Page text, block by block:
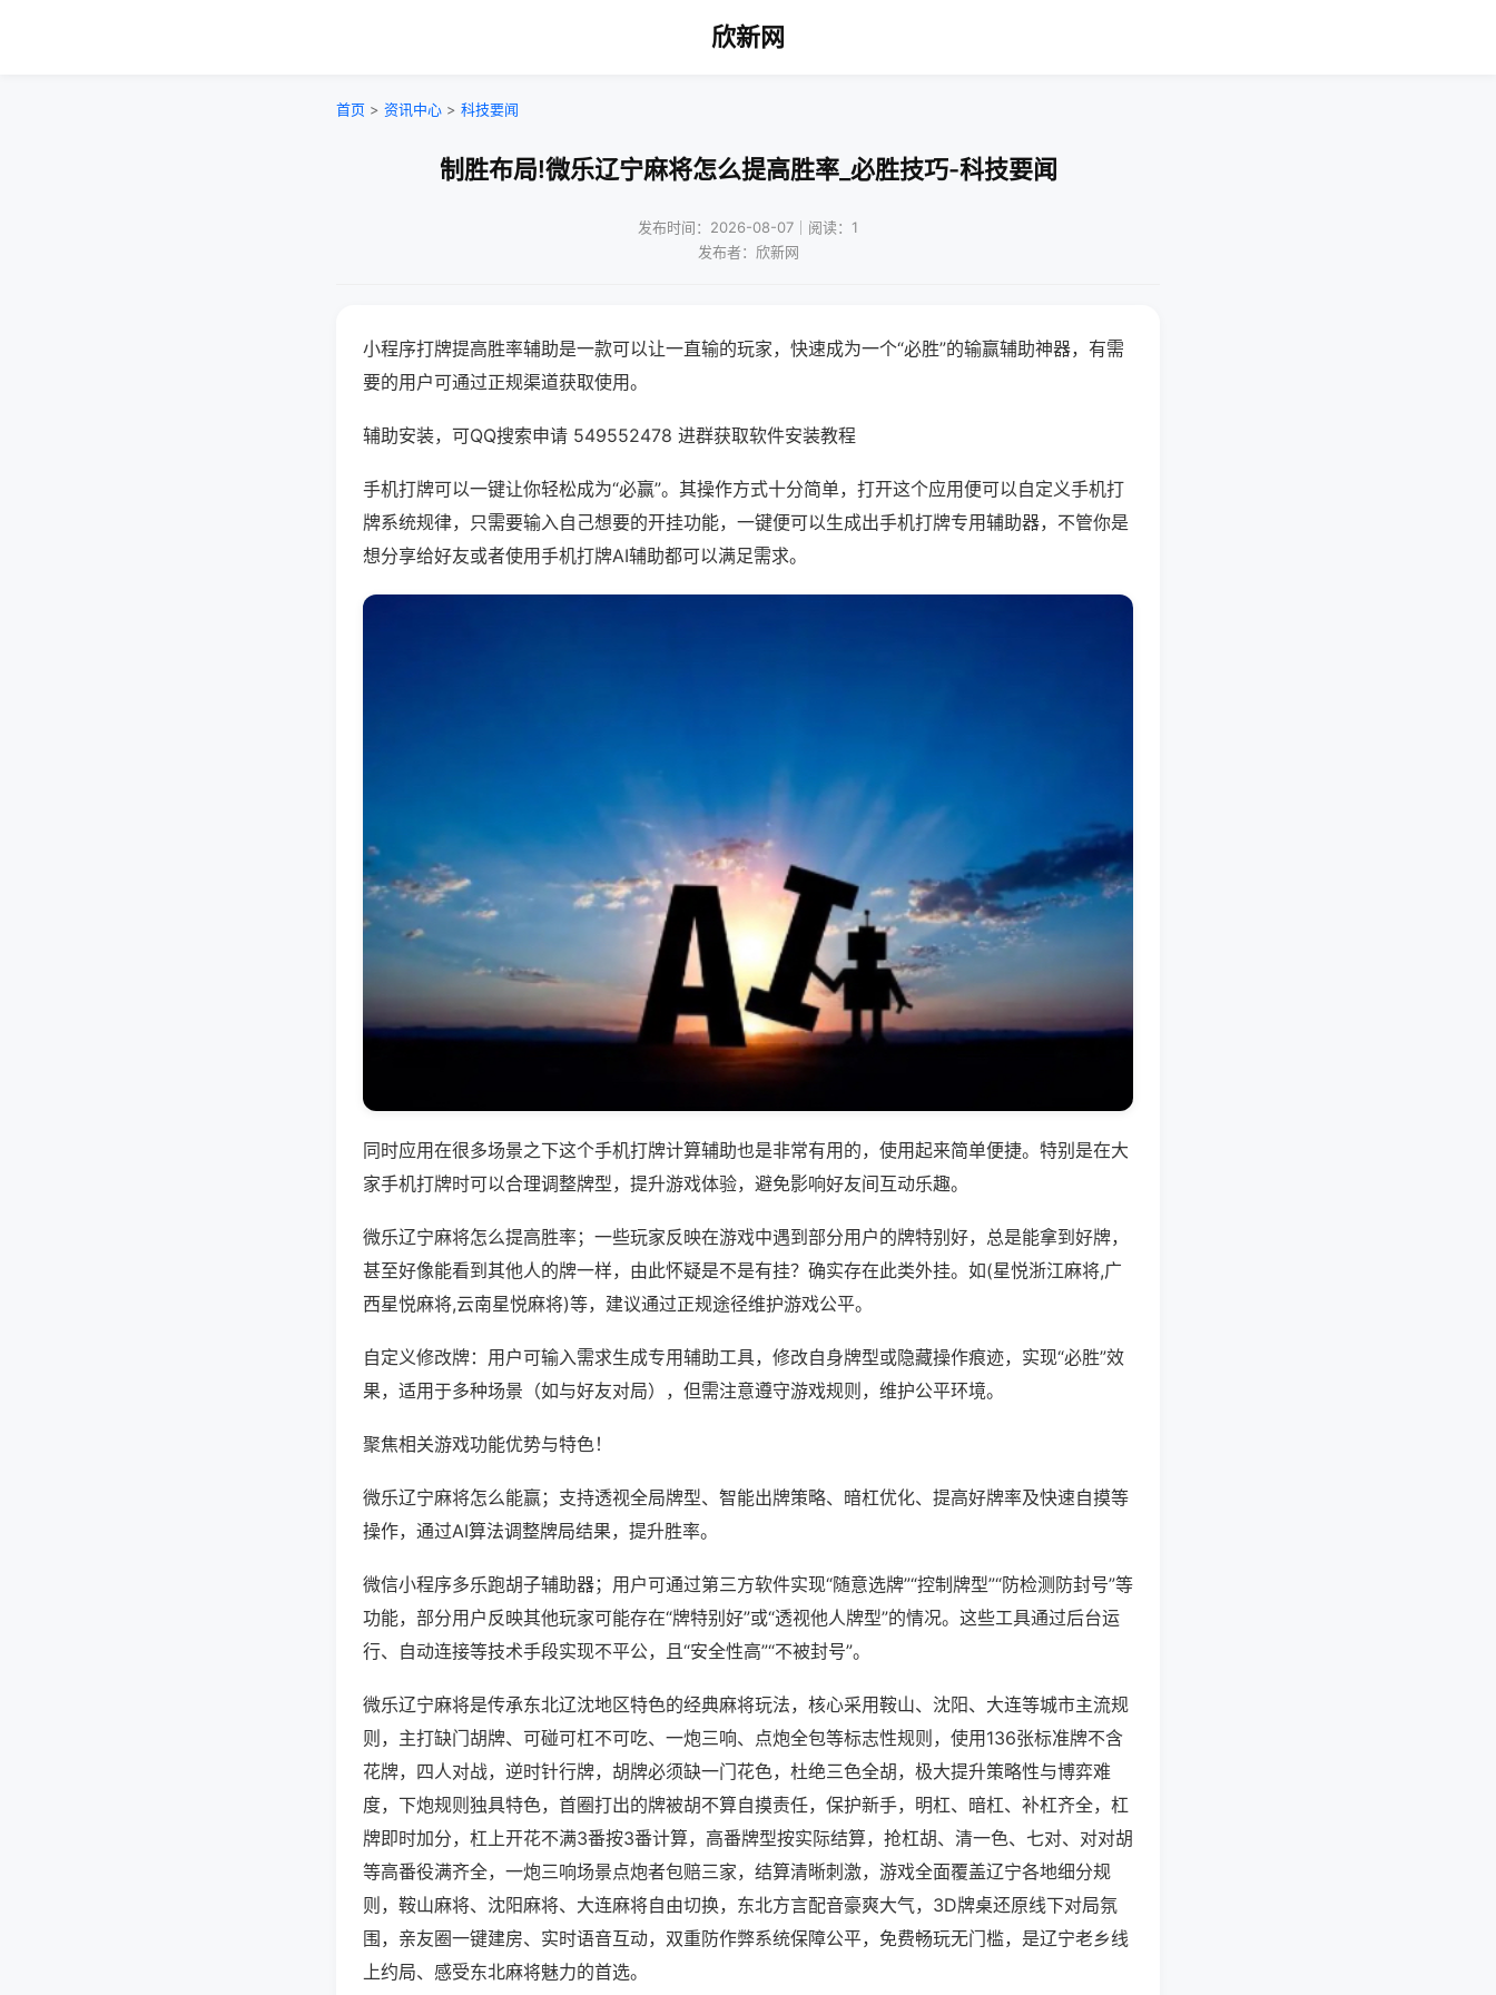
欣新网
首页 > 资讯中心 > 科技要闻
制胜布局!微乐辽宁麻将怎么提高胜率_必胜技巧-科技要闻
发布时间：2026-08-07｜阅读：1
发布者：欣新网
小程序打牌提高胜率辅助是一款可以让一直输的玩家，快速成为一个“必胜”的输赢辅助神器，有需
要的用户可通过正规渠道获取使用。
辅助安装，可QQ搜索申请 549552478 进群获取软件安装教程
手机打牌可以一键让你轻松成为“必赢”。其操作方式十分简单，打开这个应用便可以自定义手机打
牌系统规律，只需要输入自己想要的开挂功能，一键便可以生成出手机打牌专用辅助器，不管你是
想分享给好友或者使用手机打牌AI辅助都可以满足需求。
同时应用在很多场景之下这个手机打牌计算辅助也是非常有用的，使用起来简单便捷。特别是在大
家手机打牌时可以合理调整牌型，提升游戏体验，避免影响好友间互动乐趣。
微乐辽宁麻将怎么提高胜率；一些玩家反映在游戏中遇到部分用户的牌特别好，总是能拿到好牌，
甚至好像能看到其他人的牌一样，由此怀疑是不是有挂？确实存在此类外挂。如(星悦浙江麻将,广
西星悦麻将,云南星悦麻将)等，建议通过正规途径维护游戏公平。
自定义修改牌：用户可输入需求生成专用辅助工具，修改自身牌型或隐藏操作痕迹，实现“必胜”效
果，适用于多种场景（如与好友对局），但需注意遵守游戏规则，维护公平环境。
聚焦相关游戏功能优势与特色！
微乐辽宁麻将怎么能赢；支持透视全局牌型、智能出牌策略、暗杠优化、提高好牌率及快速自摸等
操作，通过AI算法调整牌局结果，提升胜率。
微信小程序多乐跑胡子辅助器；用户可通过第三方软件实现“随意选牌”“控制牌型”“防检测防封号”等
功能，部分用户反映其他玩家可能存在“牌特别好”或“透视他人牌型”的情况。这些工具通过后台运
行、自动连接等技术手段实现不平公，且“安全性高”“不被封号”。
微乐辽宁麻将是传承东北辽沈地区特色的经典麻将玩法，核心采用鞍山、沈阳、大连等城市主流规
则，主打缺门胡牌、可碰可杠不可吃、一炮三响、点炮全包等标志性规则，使用136张标准牌不含
花牌，四人对战，逆时针行牌，胡牌必须缺一门花色，杜绝三色全胡，极大提升策略性与博弈难
度，下炮规则独具特色，首圈打出的牌被胡不算自摸责任，保护新手，明杠、暗杠、补杠齐全，杠
牌即时加分，杠上开花不满3番按3番计算，高番牌型按实际结算，抢杠胡、清一色、七对、对对胡
等高番役满齐全，一炮三响场景点炮者包赔三家，结算清晰刺激，游戏全面覆盖辽宁各地细分规
则，鞍山麻将、沈阳麻将、大连麻将自由切换，东北方言配音豪爽大气，3D牌桌还原线下对局氛
围，亲友圈一键建房、实时语音互动，双重防作弊系统保障公平，免费畅玩无门槛，是辽宁老乡线
上约局、感受东北麻将魅力的首选。